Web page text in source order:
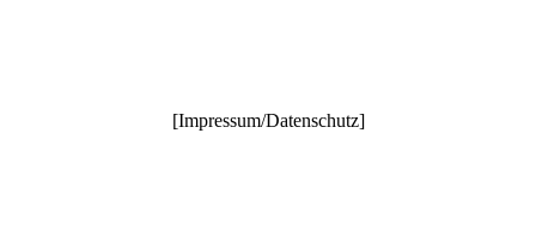
[Impressum/Datenschutz]